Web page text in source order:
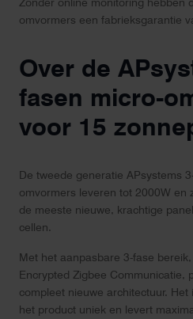
omvormers een fabrieksgarantie
Over de
fasen micro-
voor 15
De tweede generatie APsystems
omvormers leveren tot 2000W en
de meeste nieuwe, krachtige
cellen.
Met het aanpasbare 3-fase
Encrypted Zigbee Communicatie,
compleet nieuwe architectuur.
het product uniek en levert